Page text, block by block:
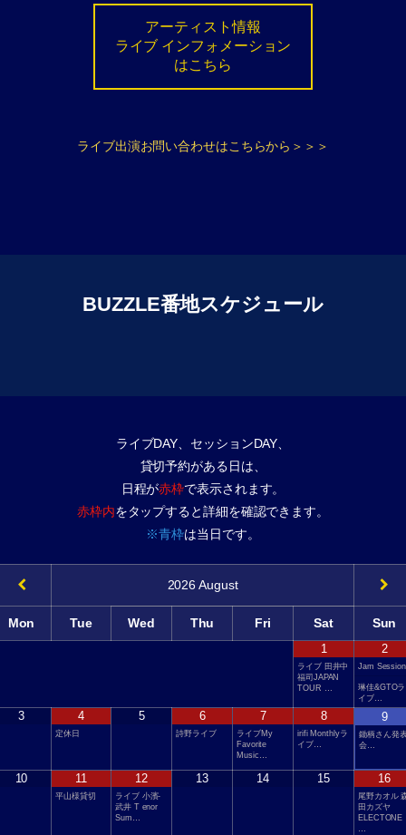
アーティスト情報
ライブ インフォメーション
はこちら
ライブ出演お問い合わせはこちらから＞＞＞
BUZZLE番地スケジュール
ライブDAY、セッションDAY、
貸切予約がある日は、
日程が赤枠で表示されます。
赤枠内をタップすると詳細を確認できます。
※青枠は当日です。
2026 August
Mon Tue Wed Thu Fri Sat Sun
1
ライブ 田井中
福司JAPAN
TOUR …
2
Jam Session
琳佳&GTOラ
イブ…
3 4
定休日
5 6
詩野ライブ
7
ライブMy
Favorite
Music…
8
irifi Monthlyラ
イブ…
9
鋤柄さん発
会…
10 11
平山様貸切
12
ライブ 小濱-
武井 T enor
Sum…
13 14 15 16
尾野カオル
田カズヤ
ELECTONE
…